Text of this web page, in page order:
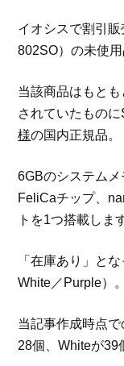
イオシスで割引販
802SO）の未使用
当該商品はもと
されていたもの
様の国内正規品。
6GBのシステムメ
FeliCaチップ、
トを1つ搭載しま
「在庫あり」と
White／Purple）。
当記事作成時点
28個、Whiteが39